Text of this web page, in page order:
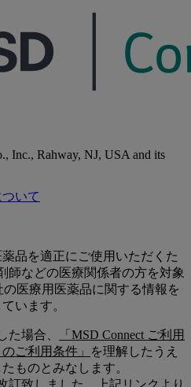
Inc., Rahway, NJ, USA and its
いて
品を適正にご使用いただくた
師などの医療関係者の方を対象
医療用医薬品に関する情報を
います。
た場合、
「MSD Connect ご利用
ご利用条件」
を理解したうえ
ものとみなします。
訂致しました。上記リンクより